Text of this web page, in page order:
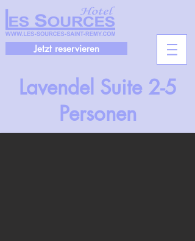
Jetzt reservieren
Lavendel Suite 2-5
Personen